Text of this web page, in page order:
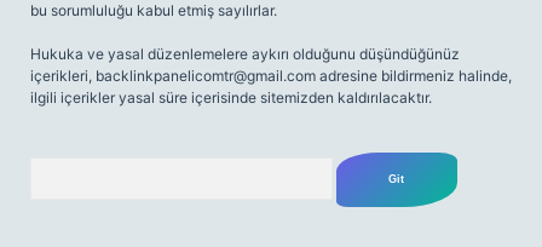
bu sorumluluğu kabul etmiş sayılırlar.
Hukuka ve yasal düzenlemelere aykırı olduğunu düşündüğünüz
içerikleri, backlinkpanelicomtr@gmail.com adresine bildirmeniz halinde,
ilgili içerikler yasal süre içerisinde sitemizden kaldırılacaktır.